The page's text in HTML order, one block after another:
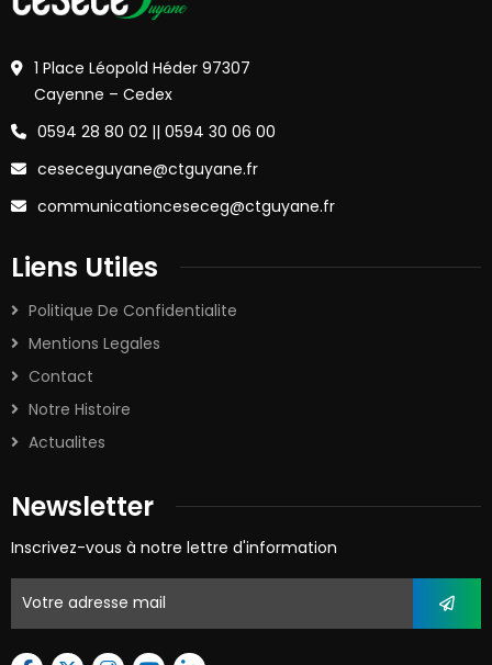
1 Place Léopold Héder 97307
Cayenne – Cedex
0594 28 80 02 || 0594 30 06 00
ceseceguyane@ctguyane.fr
communicationceseceg@ctguyane.fr
Liens Utiles
Politique De Confidentialite
Mentions Legales
Contact
Notre Histoire
Actualites
Newsletter
Inscrivez-vous à notre lettre d'information